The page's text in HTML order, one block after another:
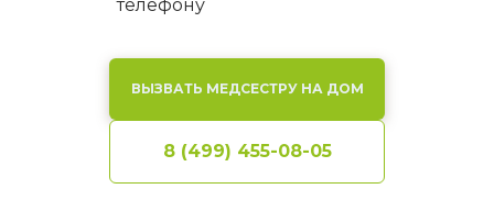
телефону
ВЫЗВАТЬ МЕДСЕСТРУ НА ДОМ
8 (499) 455-08-05